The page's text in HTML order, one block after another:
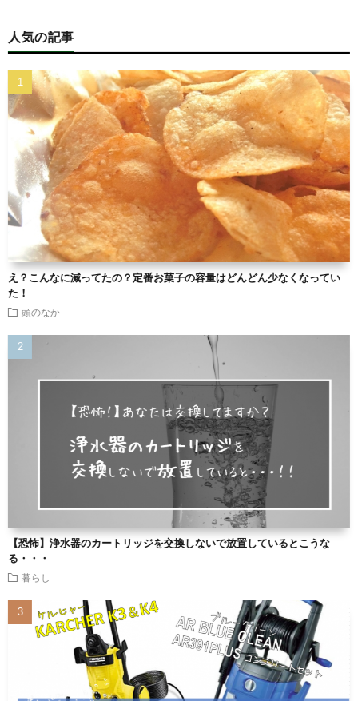
人気の記事
え？こんなに減ってたの？定番お菓子の容量はどんどん少なくなってい
た！
頭のなか
【恐怖】浄水器のカートリッジを交換しないで放置しているとこうな
る・・・
暮らし